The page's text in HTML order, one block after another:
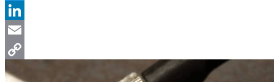
Twitter
LinkedIn
Email
Copy